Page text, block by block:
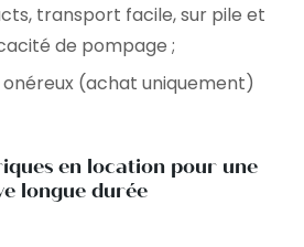
transport facile, sur pile et
de pompage ;
(achat uniquement)
en location pour une
longue durée